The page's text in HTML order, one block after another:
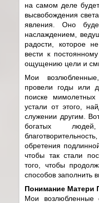
на самом деле
высвобождения
явления. Оно
наслаждением,
радости, которое
вести к
ощущению цели и
Мои
провели годы или
поиске мимолетных
устали от этого,
служении другим.
богатых
обретения
чтобы так стали
того, чтобы
способов заполнить
Понимание Матери
Мои возлюбленные